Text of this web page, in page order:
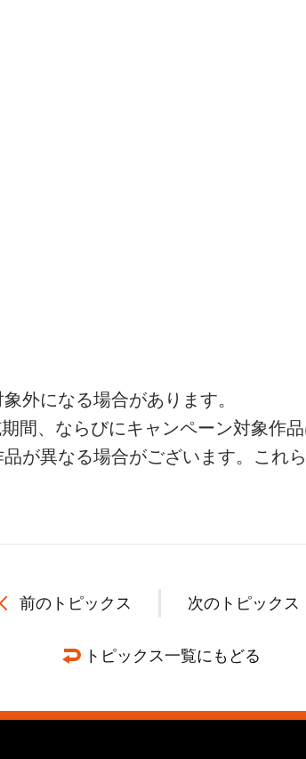
外になる場合があります。
間、ならびにキャンペーン対象作
が異なる場合がございます。これ
前のトピックス 次のトピックス
トピックス一覧にもどる